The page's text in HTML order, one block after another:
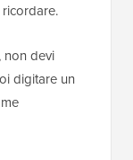
non devi
digitare un